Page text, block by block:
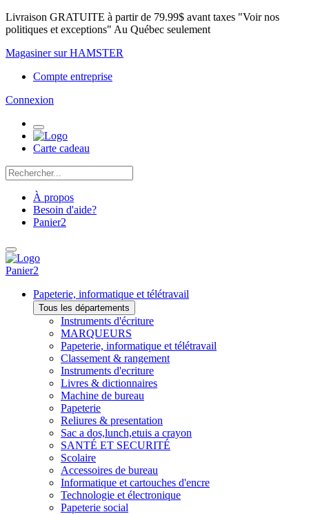
Livraison GRATUITE à partir de 79.99$ avant taxes "Voir nos
politiques et exceptions" Au Québec seulement
Magasiner sur HAMSTER
Compte entreprise
Connexion
Carte cadeau
À propos
Besoin d'aide?
Panier2
Panier2
Papeterie, informatique et télétravail
Tous les départements
Instruments d'écriture
MARQUEURS
Papeterie, informatique et télétravail
Classement & rangement
Instruments d'ecriture
Livres & dictionnaires
Machine de bureau
Papeterie
Reliures & presentation
Sac a dos,lunch,etuis a crayon
SANTÉ ET SECURITÉ
Scolaire
Accessoires de bureau
Informatique et cartouches d'encre
Technologie et électronique
Papeterie social